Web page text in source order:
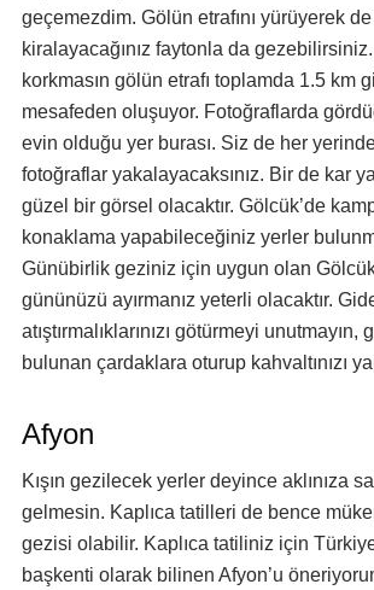
geçemezdim. Gölün etrafını yürüyerek
kiralayacağınız faytonla da
korkmasın gölün etrafı toplamda 1.5 km
mesafeden oluşuyor. Fotoğraflarda
evin olduğu yer burası. Siz de her
fotoğraflar yakalayacaksınız. Bir de kar
güzel bir görsel olacaktır. Gölcük’de
konaklama yapabileceğiniz yerler
Günübirlik geziniz için uygun olan
gününüzü ayırmanız yeterli olacaktır.
atıştırmalıklarınızı götürmeyi unutmayın,
bulunan çardaklara oturup kahvaltınızı
Afyon
Kışın gezilecek yerler deyince aklınıza
gelmesin. Kaplıca tatilleri de bence
gezisi olabilir. Kaplıca tatiliniz için
başkenti olarak bilinen Afyon’u